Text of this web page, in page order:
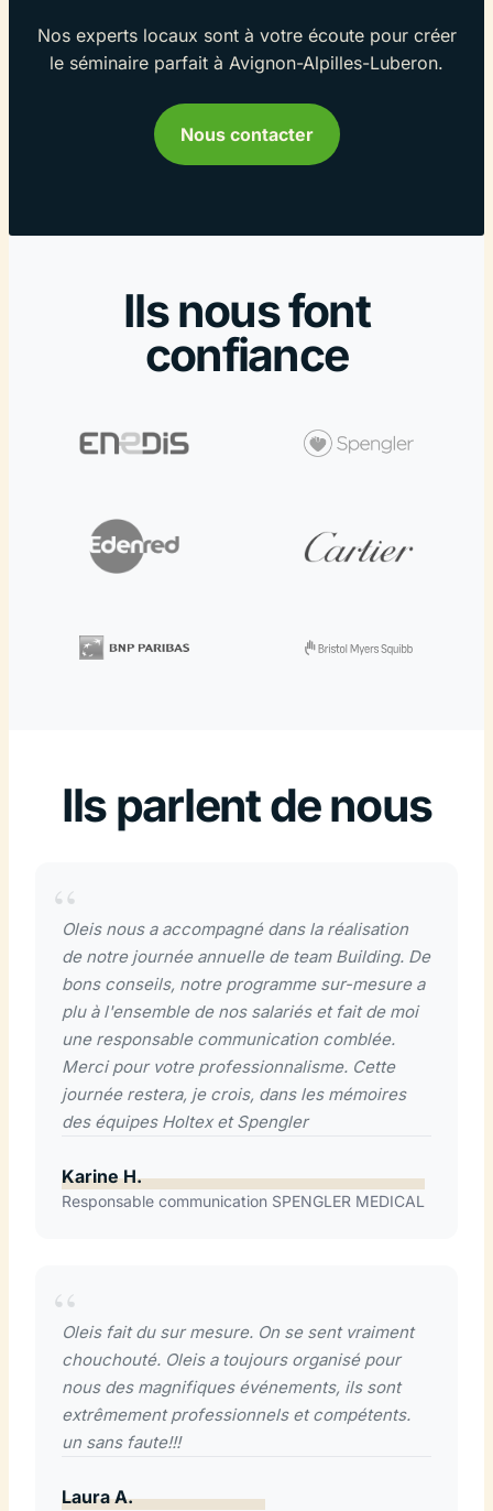
Nos experts locaux sont à votre écoute pour créer
le séminaire parfait à Avignon-Alpilles-Luberon.
Nous contacter
Ils nous font
confiance
Ils parlent de nous
Oleis nous a accompagné dans la réalisation
de notre journée annuelle de team Building. De
bons conseils, notre programme sur-mesure a
plu à l'ensemble de nos salariés et fait de moi
une responsable communication comblée.
Merci pour votre professionnalisme. Cette
journée restera, je crois, dans les mémoires
des équipes Holtex et Spengler
Karine H.
Responsable communication SPENGLER MEDICAL
Oleis fait du sur mesure. On se sent vraiment
chouchouté. Oleis a toujours organisé pour
nous des magnifiques événements, ils sont
extrêmement professionnels et compétents.
un sans faute!!!
Laura A.